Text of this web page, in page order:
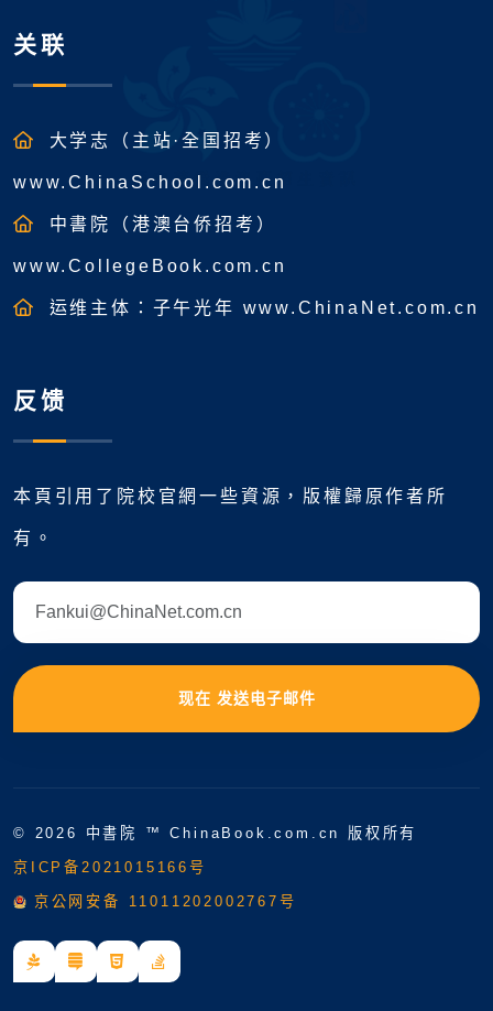
关联
大学志（主站·全国招考）
www.ChinaSchool.com.cn
中書院（港澳台侨招考）
www.CollegeBook.com.cn
运维主体：子午光年 www.ChinaNet.com.cn
反馈
本頁引用了院校官網一些資源，版權歸原作者所
有。
现在 发送电子邮件
© 2026 中書院 ™ ChinaBook.com.cn 版权所有
京ICP备2021015166号
京公网安备 11011202002767号